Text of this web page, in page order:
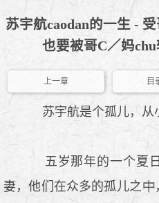
苏宇航caodan的一生 -
也要被哥C／妈
上一章 目
苏宇航是个孤儿，从
五岁那年的一个夏
妻，他们在众多的孤儿之